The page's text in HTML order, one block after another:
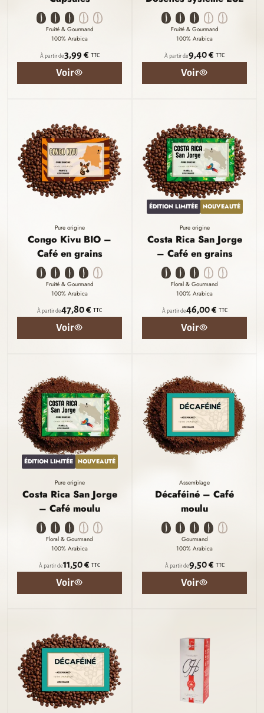
Fruité & Gourmand
100% Arabica
À partir de3,99 € TTC
Voir
Fruité & Gourmand
100% Arabica
À partir de9,40 € TTC
Voir
Pure origine
Congo Kivu BIO –
Café en grains
Fruité & Gourmand
100% Arabica
À partir de47,80 € TTC
Voir
ÉDITION LIMITÉE NOUVEAUTÉ
Pure origine
Costa Rica San Jorge
– Café en grains
Floral & Gourmand
100% Arabica
À partir de46,00 € TTC
Voir
ÉDITION LIMITÉE NOUVEAUTÉ
Pure origine
Costa Rica San Jorge
– Café moulu
Floral & Gourmand
100% Arabica
À partir de11,50 € TTC
Voir
Assemblage
Décaféiné – Café
moulu
Gourmand
100% Arabica
À partir de9,50 € TTC
Voir